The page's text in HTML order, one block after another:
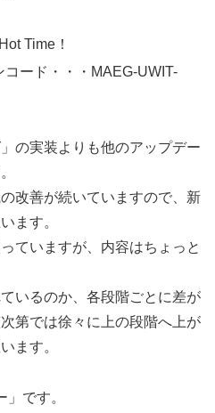
Time！
ード・・・MAEG-UWIT-
の実装よりも他のアップデー
改善が続いていますので、新
ます。
ていますが、内容はちょっと
いるのか、各段階ごとに差が
第では徐々に上の段階へ上が
ます。
です。